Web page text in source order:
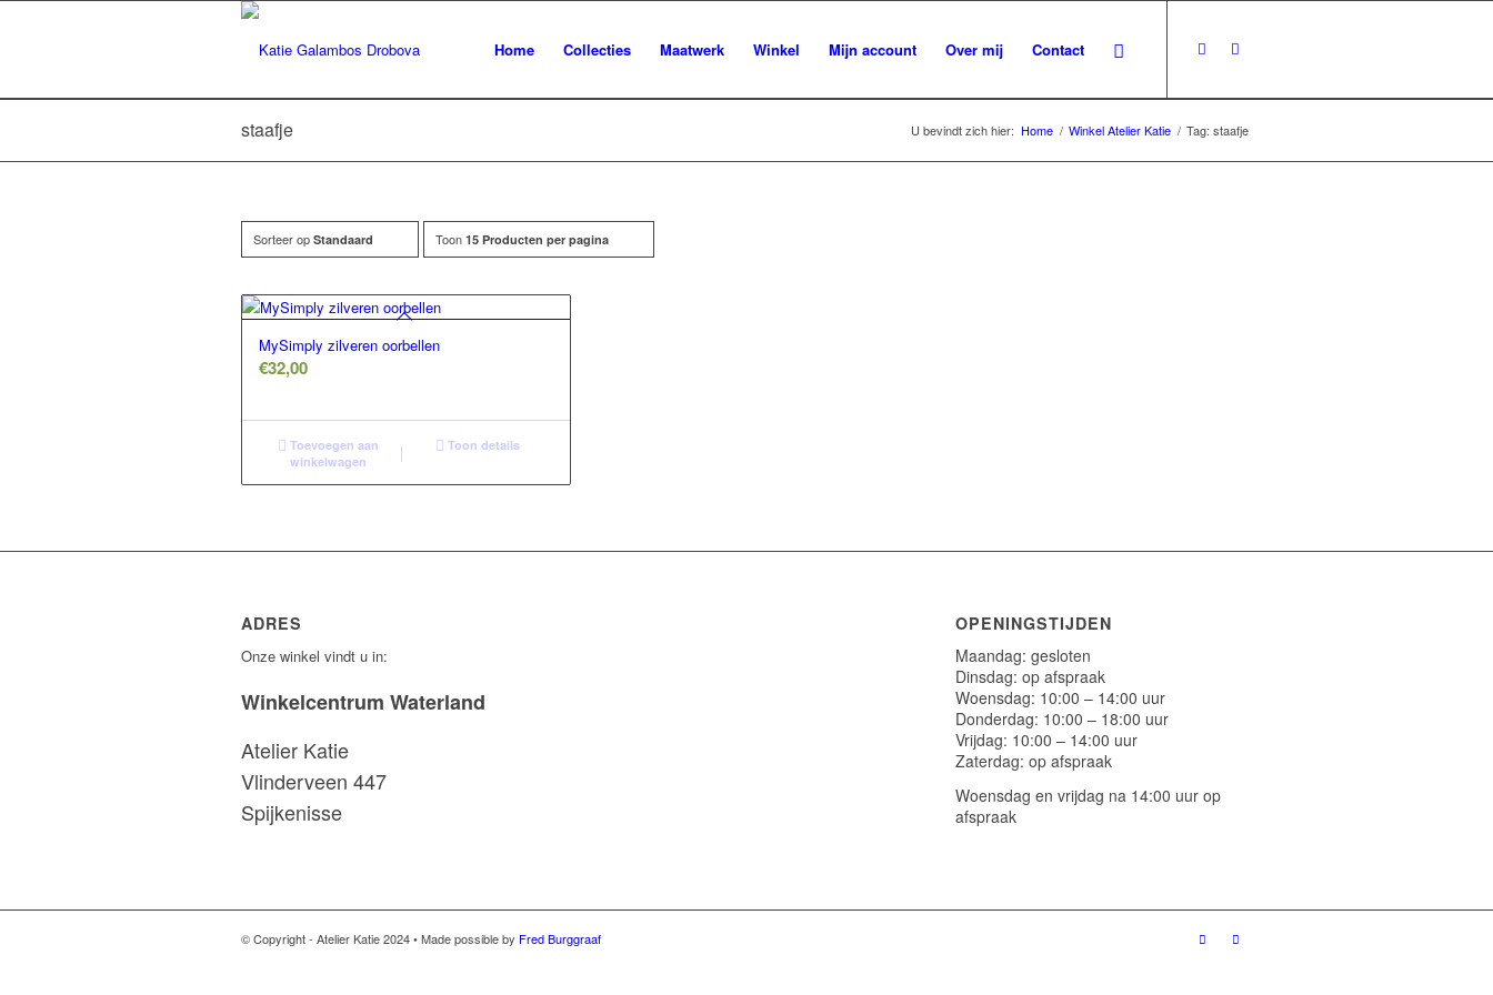
Home Collecties Maatwerk Winkel Mijn account Over mij Contact
staafje U bevindt zich hier: Home / Winkel Atelier Katie / Tag: staafje
Sorteer op Standaard Toon 15 Producten per pagina
MySimply zilveren oorbellen
€32,00
Toevoegen aan
winkelwagen
Toon details
ADRES
Onze winkel vindt u in:
Winkelcentrum Waterland
Atelier Katie
Vlinderveen 447
Spijkenisse
OPENINGSTIJDEN
Maandag: gesloten
Dinsdag: op afspraak
Woensdag: 10:00 – 14:00 uur
Donderdag: 10:00 – 18:00 uur
Vrijdag: 10:00 – 14:00 uur
Zaterdag: op afspraak
Woensdag en vrijdag na 14:00 uur op
afspraak
© Copyright - Atelier Katie 2024 • Made possible by Fred Burggraaf